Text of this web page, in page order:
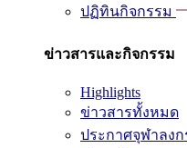
ปฏิทินกิจกรรม
ข่าวสารและกิจกรรม
Highlights
ข่าวสารทั้งหมด
ประกาศจุฬาลง